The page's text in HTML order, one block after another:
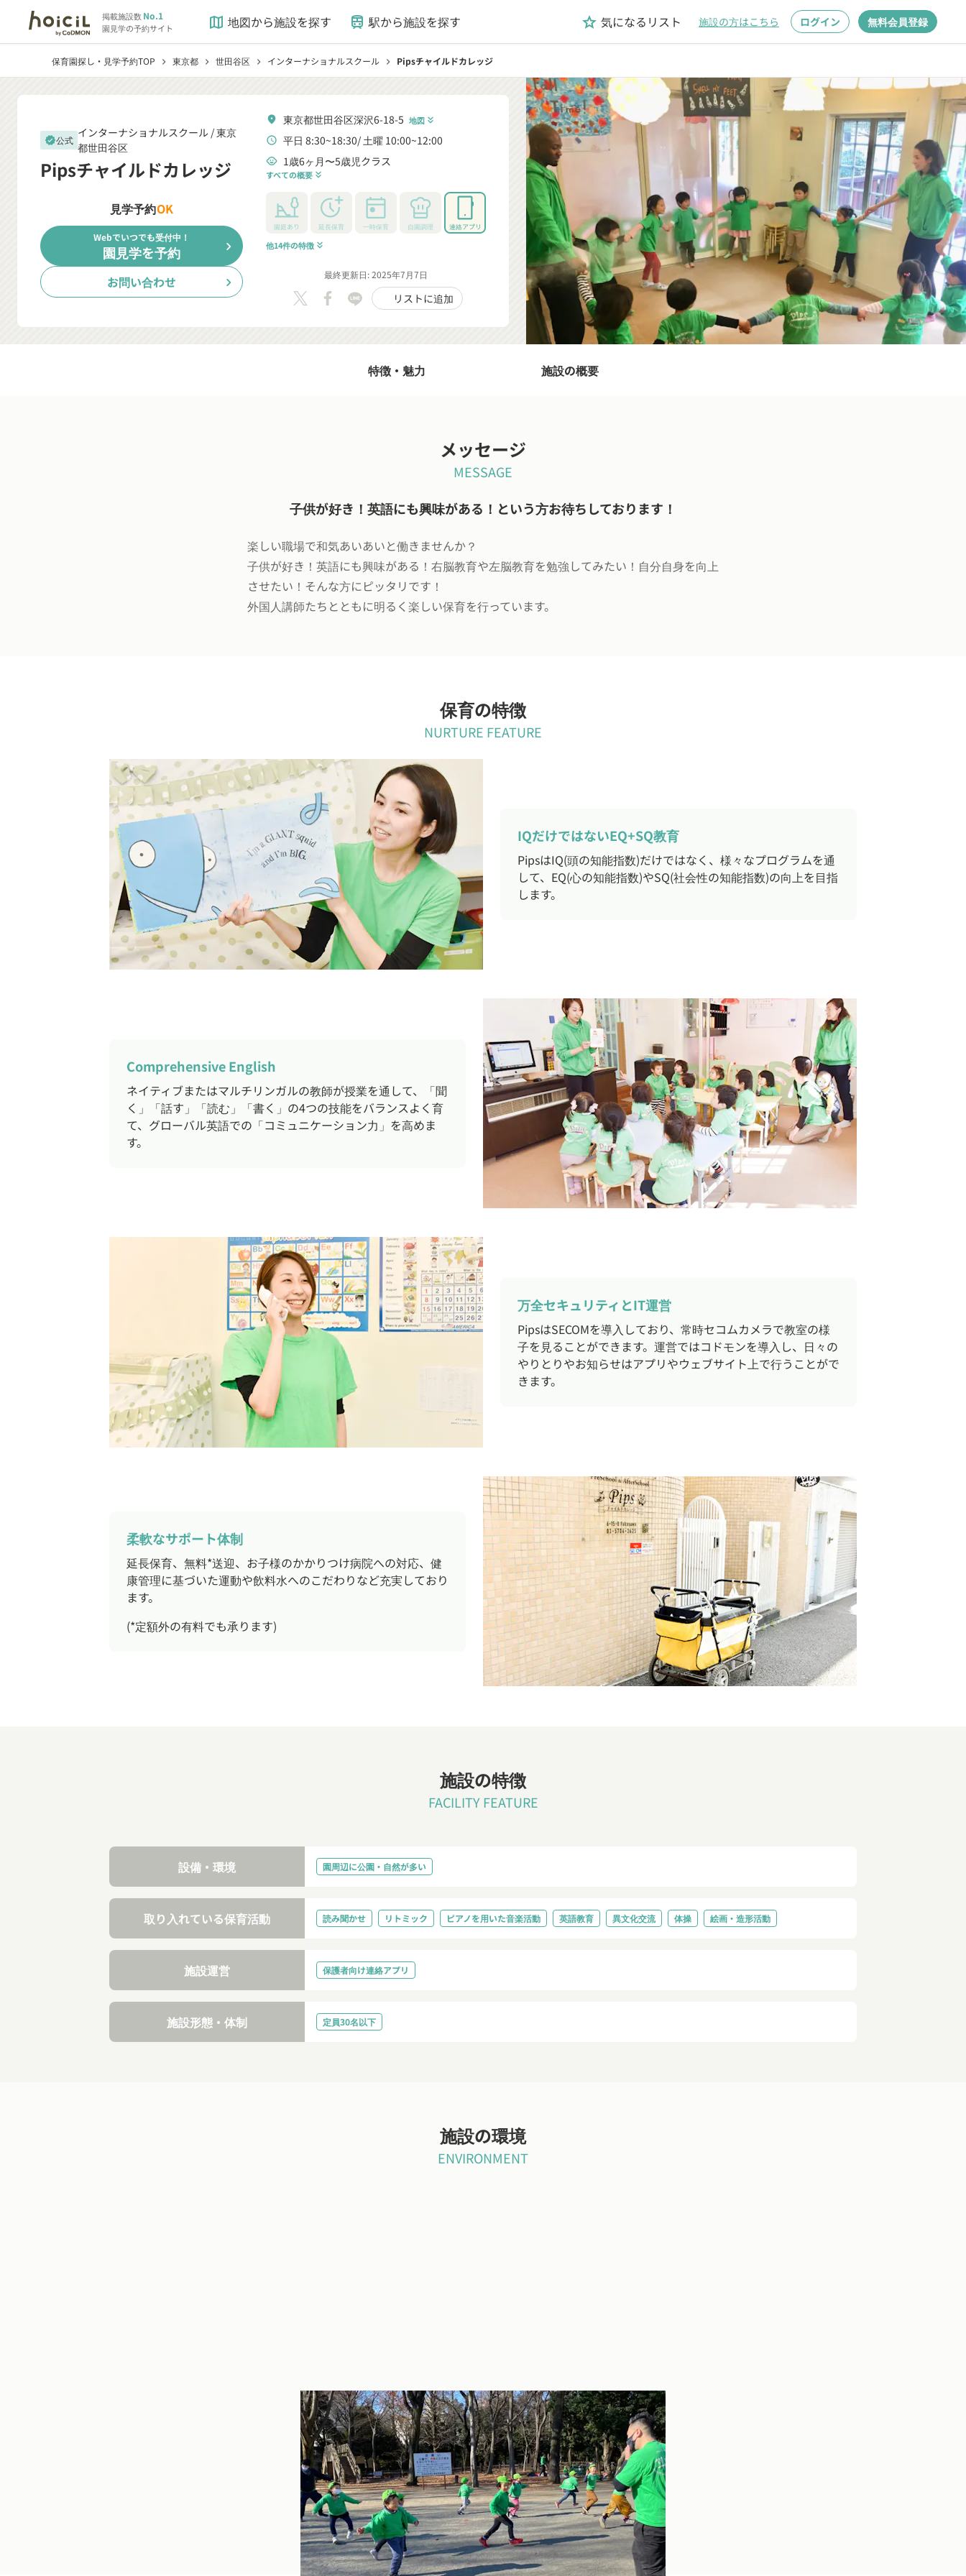
掲載施設数No.1
園見学の予約サイト map 地図から施設を探す train 駅から施設を探す grade 気になるリスト 施設の方はこちら ログイン 無料会員登録
保育園探し・見学予約TOP chevron_right 東京都 chevron_right 世田谷区 chevron_right インターナショナルスクール chevron_right Pipsチャイルドカレッジ
verified公式
インターナショナルスクール /東京
都世田谷区
Pipsチャイルドカレッジ
見学予約OK
Webでいつでも受付中！
園見学を予約 chevron_right
お問い合わせ chevron_right
location_on 東京都世田谷区深沢6-18-5 地図 keyboard_double_arrow_down
schedule 平日 8:30~18:30 土曜 10:00~12:00
child_care 1歳6ヶ月〜5歳児クラス
すべての概要 keyboard_double_arrow_down
園庭あり 延長保育 一時保育 自園調理 連絡アプリ
他14件の特徴 keyboard_double_arrow_down
最終更新日: 2025年7月7日
リストに追加
特徴・魅力 施設の概要
メッセージ
MESSAGE
子供が好き！英語にも興味がある！という方お待ちしております！
楽しい職場で和気あいあいと働きませんか？
子供が好き！英語にも興味がある！右脳教育や左脳教育を勉強してみたい！自分自身を向上
させたい！そんな方にピッタリです！
外国人講師たちとともに明るく楽しい保育を行っています。
保育の特徴
NURTURE FEATURE
IQだけではないEQ+SQ教育
PipsはIQ(頭の知能指数)だけではなく、様々なプログラムを通
して、EQ(心の知能指数)やSQ(社会性の知能指数)の向上を目指
します。
Comprehensive English
ネイティブまたはマルチリンガルの教師が授業を通して、「聞
く」「話す」「読む」「書く」の4つの技能をバランスよく育
て、グローバル英語での「コミュニケーション力」を高めま
す。
万全セキュリティとIT運営
PipsはSECOMを導入しており、常時セコムカメラで教室の様
子を見ることができます。運営ではコドモンを導入し、日々の
やりとりやお知らせはアプリやウェブサイト上で行うことがで
きます。
柔軟なサポート体制
延長保育、無料*送迎、お子様のかかりつけ病院への対応、健
康管理に基づいた運動や飲料水へのこだわりなど充実しており
ます。
(*定額外の有料でも承ります)
施設の特徴
FACILITY FEATURE
設備・環境 園周辺に公園・自然が多い
取り入れている保育活動 読み聞かせ リトミック ピアノを用いた音楽活動 英語教育 異文化交流 体操 絵画・造形活動
施設運営 保護者向け連絡アプリ
施設形態・体制 定員30名以下
施設の環境
ENVIRONMENT
毎月のピクニック！
園庭はありませんが近くの公園へ毎日出かけます♪子どもたちは外遊び
が大好き！思いっきり体を動かします。月に１度はピクニックデイを
設け、朝から公園で学習をしたり、本を読んだり、お弁当食べたり、外
で1日を過ごします。